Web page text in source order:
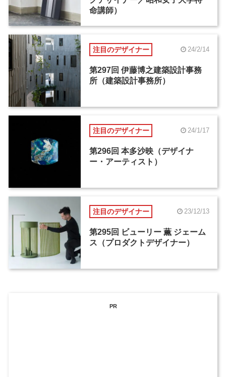
命講師）
注目のデザイナー 24/2/14
第297回 伊藤博之建築設計事務
所（建築設計事務所）
注目のデザイナー 24/1/17
第296回 本多沙映（デザイナ
ー・アーティスト）
注目のデザイナー 23/12/13
第295回 ビューリー 薫 ジェーム
ス（プロダクトデザイナー）
PR